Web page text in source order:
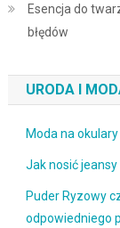
Esencja do
błędów
URODA I
Moda na
Jak nosić
Puder Ryzowy
odpowiedniego